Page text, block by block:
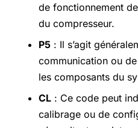
de fonctionnement
du compresseur.
P5 : Il s’agit
communication ou
les composants du
CL : Ce code peut
calibrage ou de